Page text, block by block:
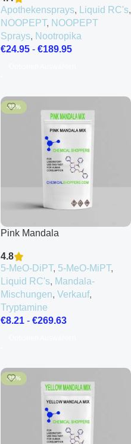
Apothekensprays, Liquid RC's,
NOOPEPT, NOOPEPT
Sprays, Nootropika
€24.95 - €189.95
-25%
Pink Mandala
4.8
5-MeO-DiPT, 5-MeO-MiPT,
Liquid RC's, Mandala-
Mischungen, Verkauf,
Tryptamine
€8.21 - €269.63
-25%